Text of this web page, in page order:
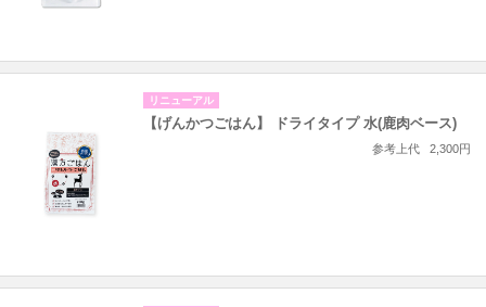
リニューアル
【げんかつごはん】 ドライタイプ 水(鹿肉ベース)
参考上代 2,300円